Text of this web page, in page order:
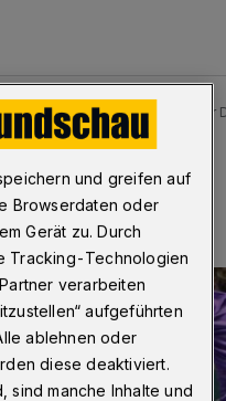
Zweitligist BHC schlägt Bayer
und greifen auf
Browserdaten oder
Gerät zu. Durch
Tracking-Technologien
verarbeiten
aufgeführten
ablehnen oder
diese deaktiviert.
sind manche Inhalte und